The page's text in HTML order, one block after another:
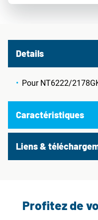
Details
Pour NT6222/
Caractéristiques
Liens &
Profitez de